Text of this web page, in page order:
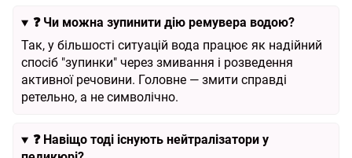
❓ Чи можна зупинити дію ремувера водою?
Так, у більшості ситуацій вода працює як надійний
спосіб "зупинки" через змивання і розведення
активної речовини. Головне — змити справді
ретельно, а не символічно.
❓ Навіщо тоді існують нейтралізатори у